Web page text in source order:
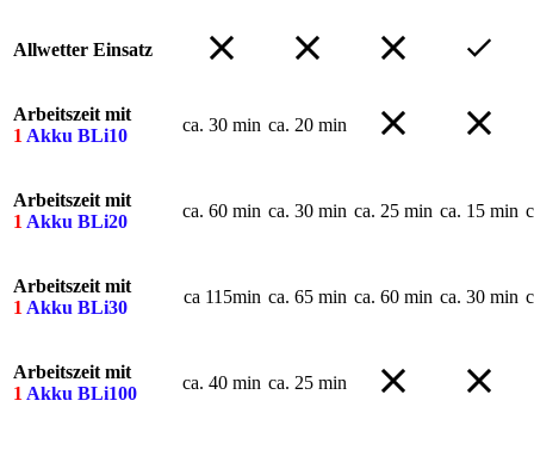
Allwetter Einsatz
Arbeitszeit mit
1 Akku BLi10
ca. 30 min ca. 20 min
Arbeitszeit mit
1 Akku BLi20
ca. 60 min ca. 30 min ca. 25 min ca. 15 min
Arbeitszeit mit
1 Akku BLi30
ca 115min ca. 65 min ca. 60 min ca. 30 min
Arbeitszeit mit
1 Akku BLi100
ca. 40 min ca. 25 min